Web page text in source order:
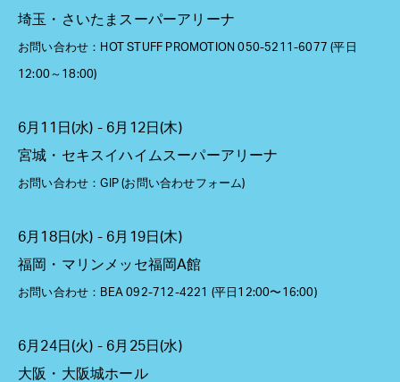
埼玉・さいたまスーパーアリーナ
お問い合わせ：HOT STUFF PROMOTION 050-5211-6077 (平日
12:00～18:00)
6月11日(水) - 6月12日(木)
宮城・セキスイハイムスーパーアリーナ
お問い合わせ：GIP (お問い合わせフォーム)
6月18日(水) - 6月19日(木)
福岡・マリンメッセ福岡A館
お問い合わせ：BEA 092-712-4221 (平日12:00〜16:00)
6月24日(火) - 6月25日(水)
大阪・大阪城ホール